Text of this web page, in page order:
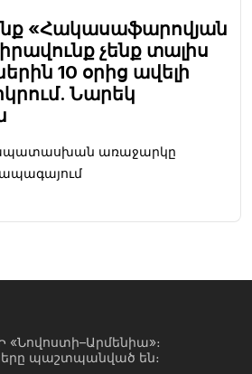
«Հակասաֆարովյան
չենք տալիս
10 օրից ավելի
Նարեկ
առաջարկը
«Նովոստի–Արմենիա»։
պաշտպանված են։